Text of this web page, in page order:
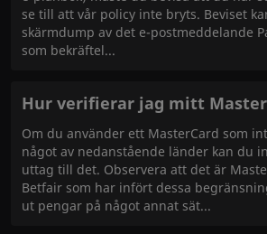
se till att vår policy inte bryts. Beviset
skärmdump av det e-postmeddelande
som bekräftel
Hur verifierar jag mitt
Om du använder ett MasterCard som
något av nedanstående länder kan du
uttag till det. Observera att det är
Betfair som har infört dessa
ut pengar på något annat sät